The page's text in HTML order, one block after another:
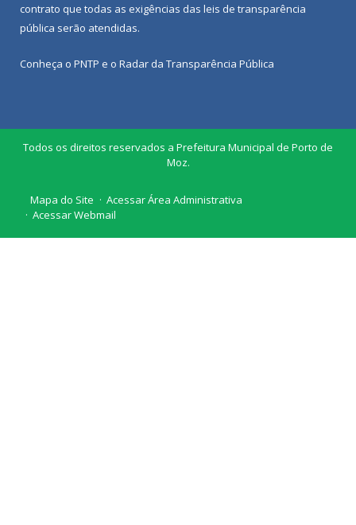
contrato que todas as exigências das leis de transparência
pública serão atendidas.
Conheça o PNTP e o Radar da Transparência Pública
Todos os direitos reservados a Prefeitura Municipal de Porto de
Moz.
Mapa do Site
Acessar Área Administrativa
Acessar Webmail